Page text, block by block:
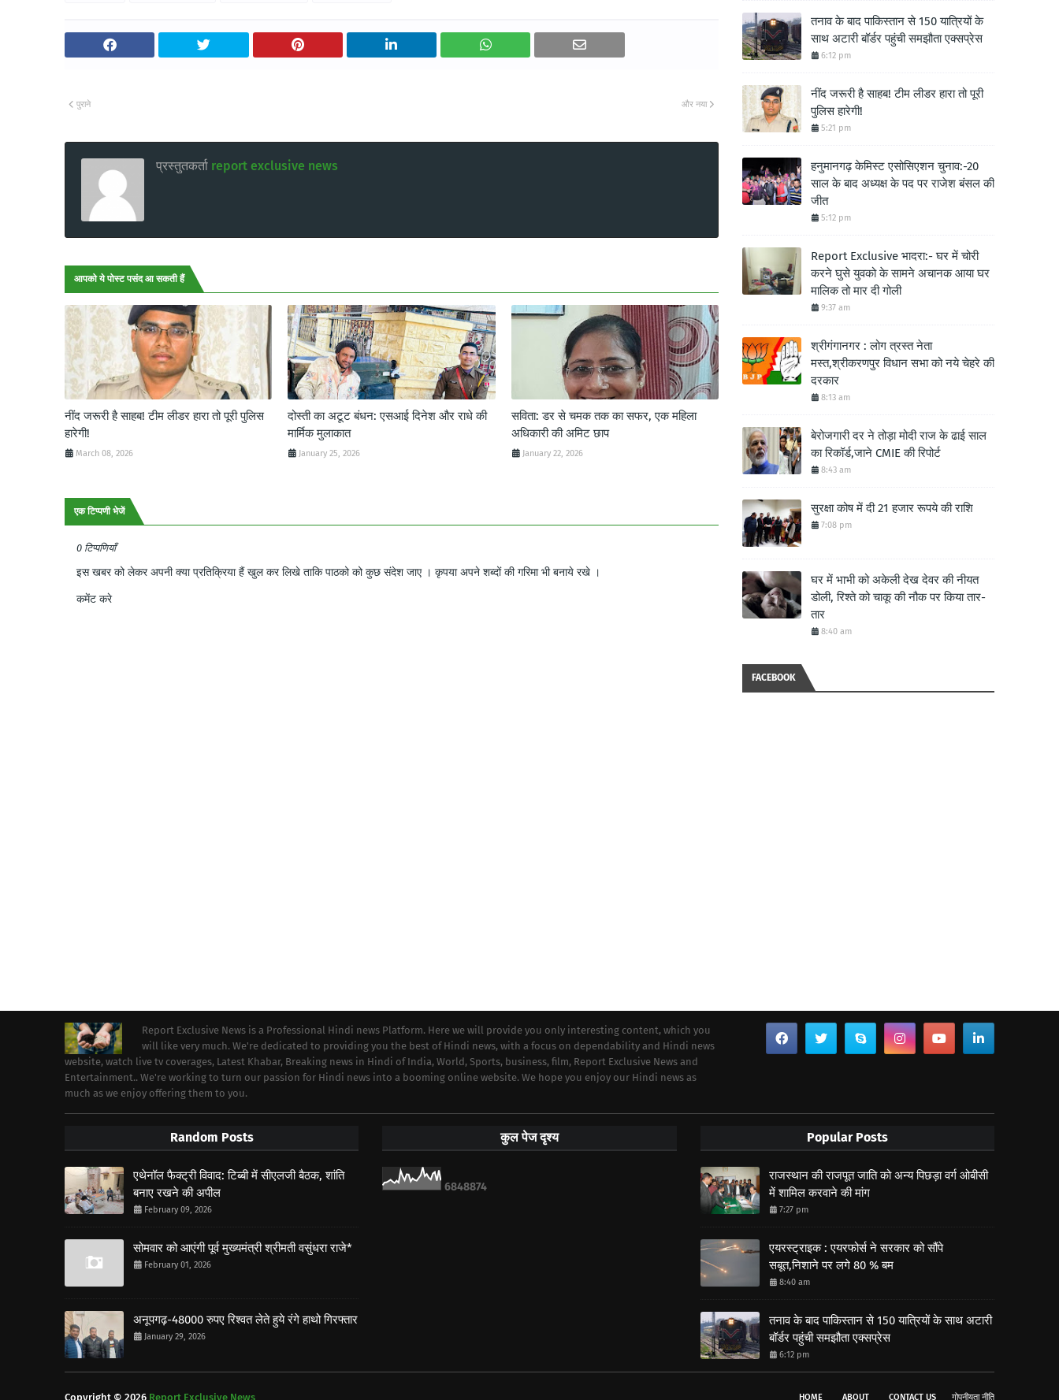
और नया
पुराने
प्रस्तुतकर्ता report exclusive news
आपको ये पोस्ट पसंद आ सकती हैं
नींद जरूरी है साहब! टीम लीडर हारा तो पूरी पुलिस
हारेगी!
March 08, 2026
दोस्ती का अटूट बंधन: एसआई दिनेश और राधे की
मार्मिक मुलाकात
January 25, 2026
सविता: डर से चमक तक का सफर, एक महिला
अधिकारी की अमिट छाप
January 22, 2026
एक टिप्पणी भेजें
0 टिप्पणियाँ
इस खबर को लेकर अपनी क्या प्रतिक्रिया हैं खुल कर लिखे ताकि पाठको को कुछ संदेश जाए । कृपया अपने शब्दों की गरिमा भी बनाये रखे ।
कमेंट करे
तनाव के बाद पाकिस्तान से 150 यात्रियों के
साथ अटारी बॉर्डर पहुंची समझौता एक्सप्रेस
6:12 pm
नींद जरूरी है साहब! टीम लीडर हारा तो पूरी
पुलिस हारेगी!
5:21 pm
हनुमानगढ़ केमिस्ट एसोसिएशन चुनाव:-20
साल के बाद अध्यक्ष के पद पर राजेश बंसल की
जीत
5:12 pm
Report Exclusive भादरा:- घर में चोरी
करने घुसे युवको के सामने अचानक आया घर
मालिक तो मार दी गोली
9:37 am
श्रीगंगानगर : लोग त्रस्त नेता
मस्त,श्रीकरणपुर विधान सभा को नये चेहरे की
दरकार
8:13 am
बेरोजगारी दर ने तोड़ा मोदी राज के ढाई साल
का रिकॉर्ड,जाने CMIE की रिपोर्ट
8:43 am
सुरक्षा कोष में दी 21 हजार रूपये की राशि
7:08 pm
घर में भाभी को अकेली देख देवर की नीयत
डोली, रिश्ते को चाकू की नौक पर किया तार-
तार
8:40 am
FACEBOOK
Report Exclusive News is a Professional Hindi news Platform. Here we will provide you only interesting content, which you
will like very much. We're dedicated to providing you the best of Hindi news, with a focus on dependability and Hindi news
website, watch live tv coverages, Latest Khabar, Breaking news in Hindi of India, World, Sports, business, film, Report Exclusive News and
Entertainment.. We're working to turn our passion for Hindi news into a booming online website. We hope you enjoy our Hindi news as
much as we enjoy offering them to you.
Random Posts
एथेनॉल फैक्ट्री विवाद: टिब्बी में सीएलजी बैठक, शांति
बनाए रखने की अपील
February 09, 2026
सोमवार को आएंगी पूर्व मुख्यमंत्री श्रीमती वसुंधरा राजे*
February 01, 2026
अनूपगढ़-48000 रुपए रिश्वत लेते हुये रंगे हाथो गिरफ्तार
January 29, 2026
कुल पेज दृश्य
6848874
Popular Posts
राजस्थान की राजपूत जाति को अन्य पिछड़ा वर्ग ओबीसी
में शामिल करवाने की मांग
7:27 pm
एयरस्ट्राइक : एयरफोर्स ने सरकार को सौंपे
सबूत,निशाने पर लगे 80 % बम
8:40 am
तनाव के बाद पाकिस्तान से 150 यात्रियों के साथ अटारी
बॉर्डर पहुंची समझौता एक्सप्रेस
6:12 pm
HOME ABOUT CONTACT US गोपनीयता नीति
Copyright © 2026 Report Exclusive News